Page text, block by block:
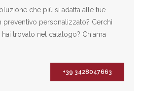
che più si adatta alle tue
preventivo personalizzato? Cerchi
trovato nel catalogo? Chiama
+39 3428047663